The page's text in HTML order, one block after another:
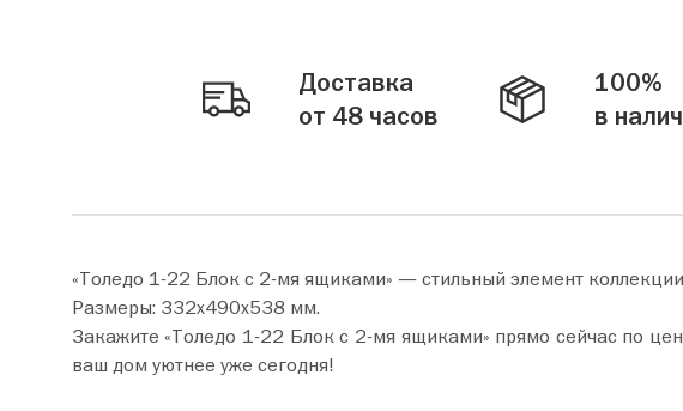
Доставка
от 48 часов
100%
в
«Толедо 1-22 Блок с 2-мя ящиками» — стильный элемент
Размеры: 332х490х538 мм.
Закажите «Толедо 1-22 Блок с 2-мя ящиками» прямо сейчас по цене от 11 940 руб. Добавьте товар в корзину и оформите
ваш дом уютнее уже сегодня!